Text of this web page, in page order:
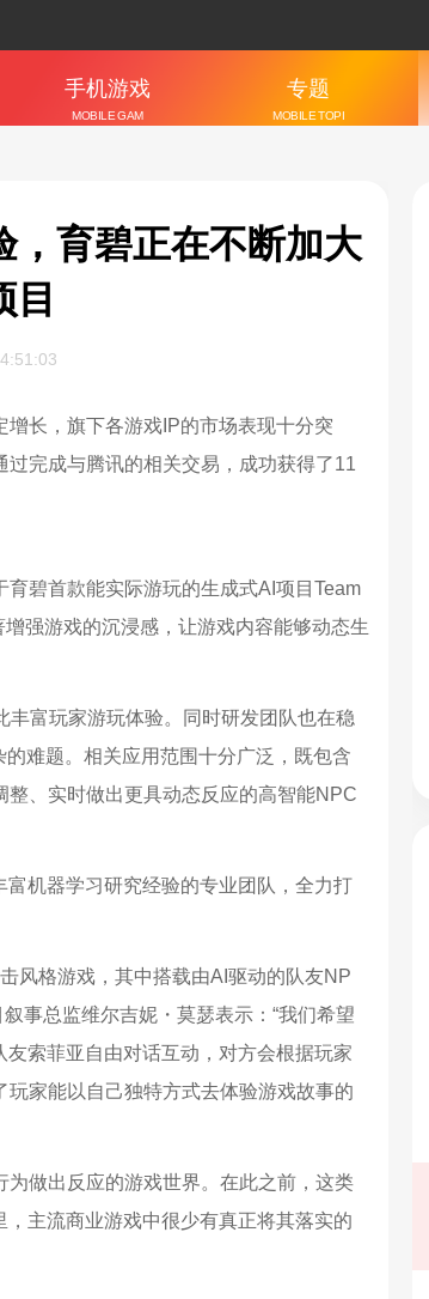
手机游戏
MOBILE GAM
专题
MOBILE TOPI
，育碧正在不断加大
目
长，旗下各游戏IP的市场表现十分突
完成与腾讯的相关交易，成功获得了11
碧首款能实际游玩的生成式AI项目Team
强游戏的沉浸感，让游戏内容能够动态生
富玩家游玩体验。同时研发团队也在稳
难题。相关应用范围十分广泛，既包含
、实时做出更具动态反应的高智能NPC
机器学习研究经验的专业团队，全力打
风格游戏，其中搭载由AI驱动的队友NP
事总监维尔吉妮・莫瑟表示：“我们希望
索菲亚自由对话互动，对方会根据玩家
家能以自己独特方式去体验游戏故事的
做出反应的游戏世界。在此之前，这类
主流商业游戏中很少有真正将其落实的